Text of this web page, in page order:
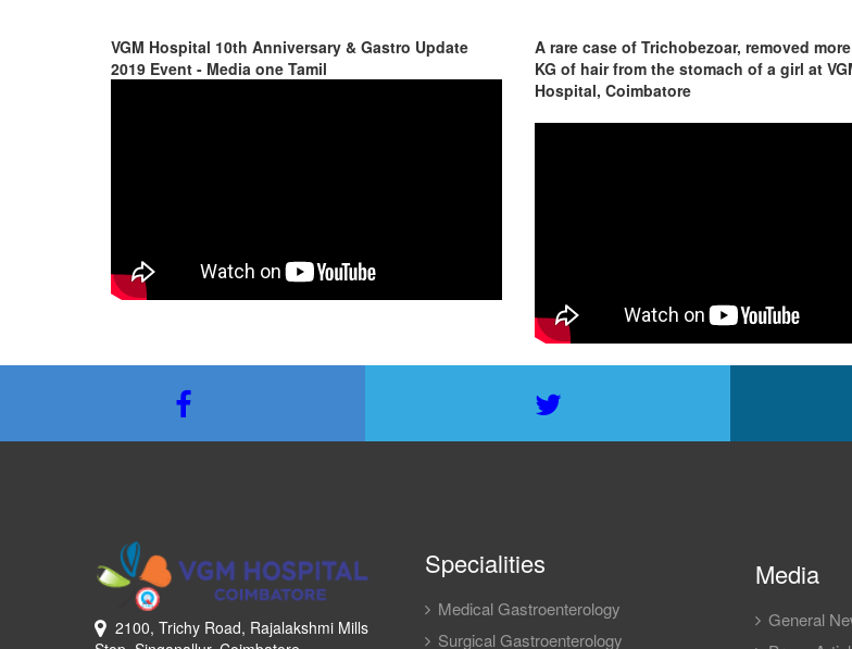
VGM Hospital 10th Anniversary & Gastro Update
2019 Event - Media one Tamil
A rare case of Trichobezoar, removed
KG of hair from the stomach of a girl at
Hospital, Coimbatore
2100, Trichy Road, Rajalakshmi Mills
Specialities
Medical Gastroenterology
Surgical Gastroenterology
Media
General